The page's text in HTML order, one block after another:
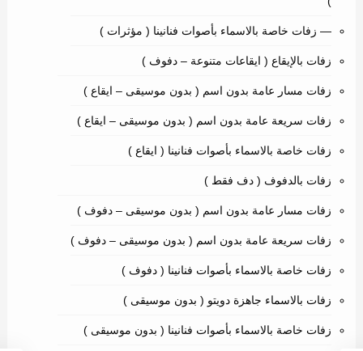
— زفات خاصة بالاسماء بأصوات فنانينا ( مؤثرات )
زفات بالإيقاع ( ايقاعات متنوعة – دفوف )
زفات مسار عامة بدون اسم ( بدون موسيقى – ايقاع )
زفات سريعة عامة بدون اسم ( بدون موسيقى – ايقاع )
زفات خاصة بالاسماء بأصوات فنانينا ( ايقاع )
زفات بالدفوف ( دف فقط )
زفات مسار عامة بدون اسم ( بدون موسيقى – دفوف )
زفات سريعة عامة بدون اسم ( بدون موسيقى – دفوف )
زفات خاصة بالاسماء بأصوات فنانينا ( دفوف )
زفات بالاسماء جاهزة دويتو ( بدون موسيقى )
زفات خاصة بالاسماء بأصوات فنانينا ( بدون موسيقى )